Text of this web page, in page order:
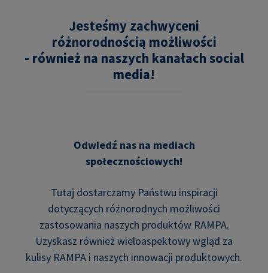
Jesteśmy zachwyceni
różnorodnością możliwości
- również na naszych kanałach social
media!
Odwiedź nas na mediach
społecznościowych!
Tutaj dostarczamy Państwu inspiracji
dotyczących różnorodnych możliwości
zastosowania naszych produktów RAMPA.
Uzyskasz również wieloaspektowy wgląd za
kulisy RAMPA i naszych innowacji produktowych.